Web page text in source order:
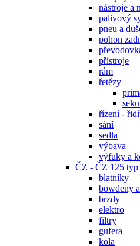
nástroje a
palivový
pneu a
pohon
přístroje
rám
řetězy
řízení -
sání
sedla
výbava
výfuky a
ČZ - ČZ 125 typ
blatníky
bowdeny
brzdy
elektro
filtry
gufera
kola